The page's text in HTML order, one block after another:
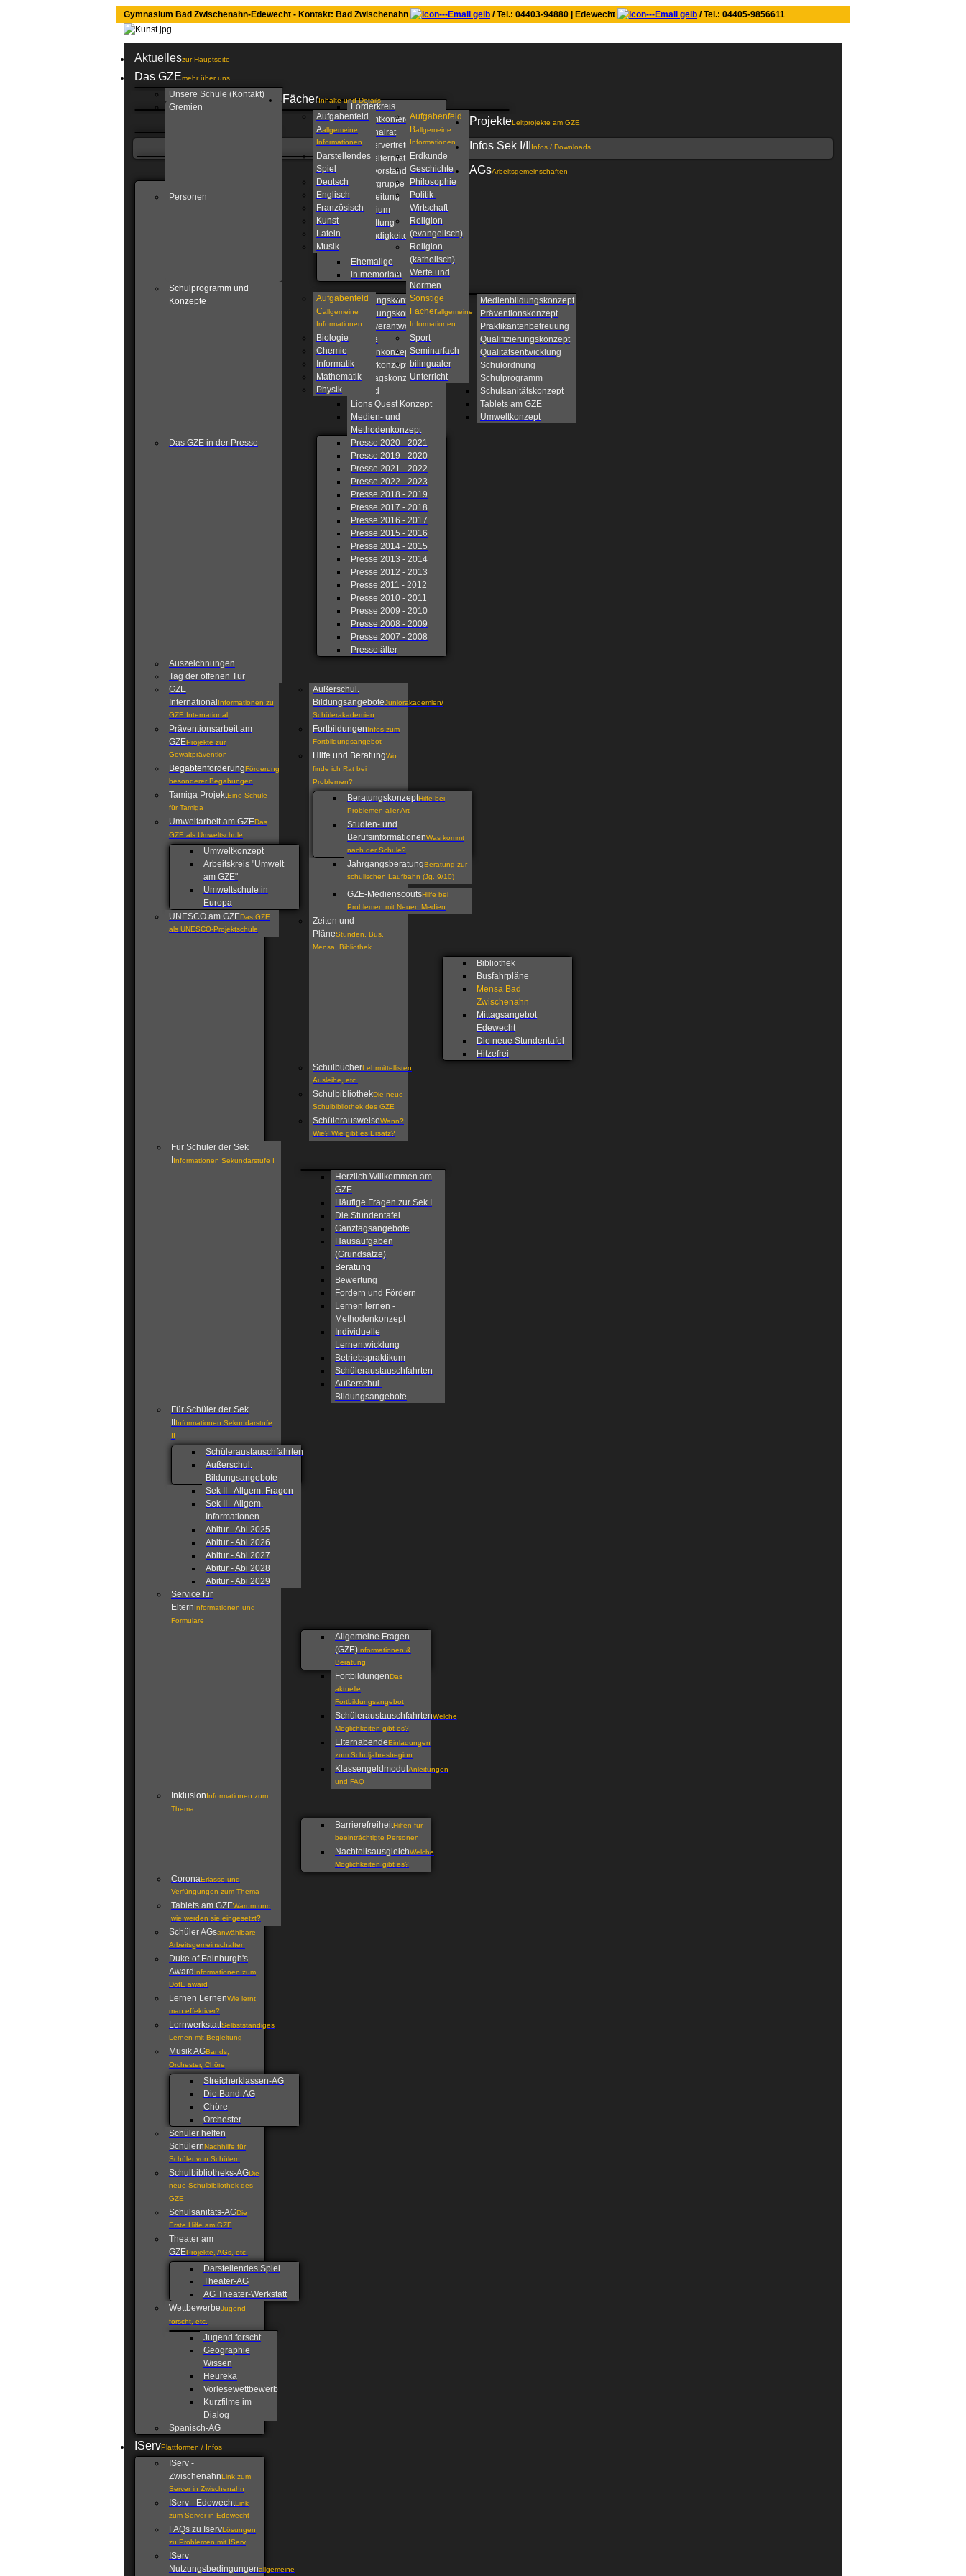
Gymnasium Bad Zwischenahn-Edewecht - Kontakt: Bad Zwischenahn / Tel.: 04403-94880 | Edewecht / Tel.: 04405-9856611
Aktuelleszur Hauptseite
Das GZEmehr über uns
Unsere Schule (Kontakt)
Gremien
Förderkreis
Gesamtkonferenz
Personalrat
Schülervertretung
Schulelternrat
Schulvorstand
Steuergruppe
Personen
Schulleitung
Kollegium
Verwaltung
Zuständigkeiten am
Ehemalige
in memoriam
Schulprogramm und
Konzepte
Beratungskonzept
Betreuungskonzept
Eigenverantwortliche
Schule
Fahrtenkonzept
Förderkonzept
Ganztagskonzept
Leitbild
Lions Quest Konzept
Medien- und
Methodenkonzept
Medienbildungskonzept
Präventionskonzept
Praktikantenbetreuung
Qualifizierungskonzept
Qualitätsentwicklung
Schulordnung
Schulprogramm
Schulsanitätskonzept
Tablets am GZE
Umweltkonzept
Das GZE in der Presse
Presse 2020 - 2021
Presse 2019 - 2020
Presse 2021 - 2022
Presse 2022 - 2023
Presse 2018 - 2019
Presse 2017 - 2018
Presse 2016 - 2017
Presse 2015 - 2016
Presse 2014 - 2015
Presse 2013 - 2014
Presse 2012 - 2013
Presse 2011 - 2012
Presse 2010 - 2011
Presse 2009 - 2010
Presse 2008 - 2009
Presse 2007 - 2008
Presse älter
Auszeichnungen
Tag der offenen Tür
FächerInhalte und Details
Aufgabenfeld
Aallgemeine
Informationen
Darstellendes
Spiel
Deutsch
Englisch
Französisch
Kunst
Latein
Musik
Aufgabenfeld
Ballgemeine
Informationen
Erdkunde
Geschichte
Philosophie
Politik-
Wirtschaft
Religion
(evangelisch)
Religion
(katholisch)
Werte und
Normen
Aufgabenfeld
Callgemeine
Informationen
Biologie
Chemie
Informatik
Mathematik
Physik
Sonstige
Fächerallgemeine
Informationen
Sport
Seminarfach
bilingualer
Unterricht
ProjekteLeitprojekte am GZE
GZE
International Informationen zu
GZE International
Präventionsarbeit am
GZEProjekte zur
Gewaltprävention
BegabtenförderungFörderung
besonderer Begabungen
Tamiga ProjektEine Schule
für Tamiga
Umweltarbeit am GZEDas
GZE als Umweltschule
Umweltkonzept
Arbeitskreis "Umwelt
am GZE"
Umweltschule in
Europa
UNESCO am GZEDas GZE
als UNESCO-Projektschule
Infos Sek I/II Infos / Downloads
Außerschul.
BildungsangeboteJuniorakademien/
Schülerakademien
FortbildungenInfos zum
Fortbildungsangebot
Hilfe und BeratungWo
finde ich Rat bei
Problemen?
BeratungskonzeptHilfe bei
Problemen aller Art
Studien- und
BerufsinformationenWas kommt
nach der Schule?
JahrgangsberatungBeratung zur
schulischen Laufbahn (Jg. 9/10)
GZE-MedienscoutsHilfe bei
Problemen mit Neuen Medien
Zeiten und
PläneStunden, Bus,
Mensa, Bibliothek
Bibliothek
Busfahrpläne
Mensa Bad
Zwischenahn
Mittagsangebot
Edewecht
Die neue Stundentafel
Hitzefrei
SchulbücherLehrmittellisten,
Ausleihe, etc.
SchulbibliothekDie neue
Schulbibliothek des GZE
SchülerausweiseWann?
Wie? Wie gibt es Ersatz?
Für Schüler der Sek
Informationen Sekundarstufe I
Herzlich Willkommen am
GZE
Häufige Fragen zur Sek I
Die Stundentafel
Ganztagsangebote
Hausaufgaben
(Grundsätze)
Beratung
Bewertung
Fordern und Fördern
Lernen lernen -
Methodenkonzept
Individuelle
Lernentwicklung
Betriebspraktikum
Schüleraustauschfahrten
Außerschul.
Bildungsangebote
Für Schüler der Sek
Informationen Sekundarstufe
II
Schüleraustauschfahrten
Außerschul.
Bildungsangebote
Sek II - Allgem. Fragen
Sek II - Allgem.
Informationen
Abitur - Abi 2025
Abitur - Abi 2026
Abitur - Abi 2027
Abitur - Abi 2028
Abitur - Abi 2029
Service für
ElternInformationen und
Formulare
Allgemeine Fragen
(GZE)Informationen &
Beratung
FortbildungenDas
aktuelle
Fortbildungsangebot
SchüleraustauschfahrtenWelche
Möglichkeiten gibt es?
ElternabendeEinladungen
zum Schuljahresbeginn
Klassengeldmodul Anleitungen
und FAQ
InklusionInformationen zum
Thema
BarrierefreiheitHilfen für
beeinträchtigte Personen
NachteilsausgleichWelche
Möglichkeiten gibt es?
CoronaErlasse und
Verfüngungen zum Thema
Tablets am GZEWarum und
wie werden sie eingesetzt?
AGsArbeitsgemeinschaften
Schüler AGsanwählbare
Arbeitsgemeinschaften
Duke of Edinburgh's
Award Informationen zum
DofE award
Lernen LernenWie lernt
man effektiver?
LernwerkstattSelbstständiges
Lernen mit Begleitung
Musik AGBands,
Orchester, Chöre
Streicherklassen-AG
Die Band-AG
Chöre
Orchester
Schüler helfen
SchülernNachhilfe für
Schüler von Schülern
Schulbibliotheks-AGDie
neue Schulbibliothek des
GZE
Schulsanitäts-AGDie
Erste Hilfe am GZE
Theater am
GZEProjekte, AGs, etc.
Darstellendes Spiel
Theater-AG
AG Theater-Werkstatt
WettbewerbeJugend
forscht, etc.
Jugend forscht
Geographie
Wissen
Heureka
Vorlesewettbewerb
Kurzfilme im
Dialog
Spanisch-AG
IServPlattformen / Infos
IServ -
ZwischenahnLink zum
Server in Zwischenahn
IServ - EdewechtLink
zum Server in Edewecht
FAQs zu IservLösungen
zu Problemen mit IServ
IServ
Nutzungsbedingungenallgemeine